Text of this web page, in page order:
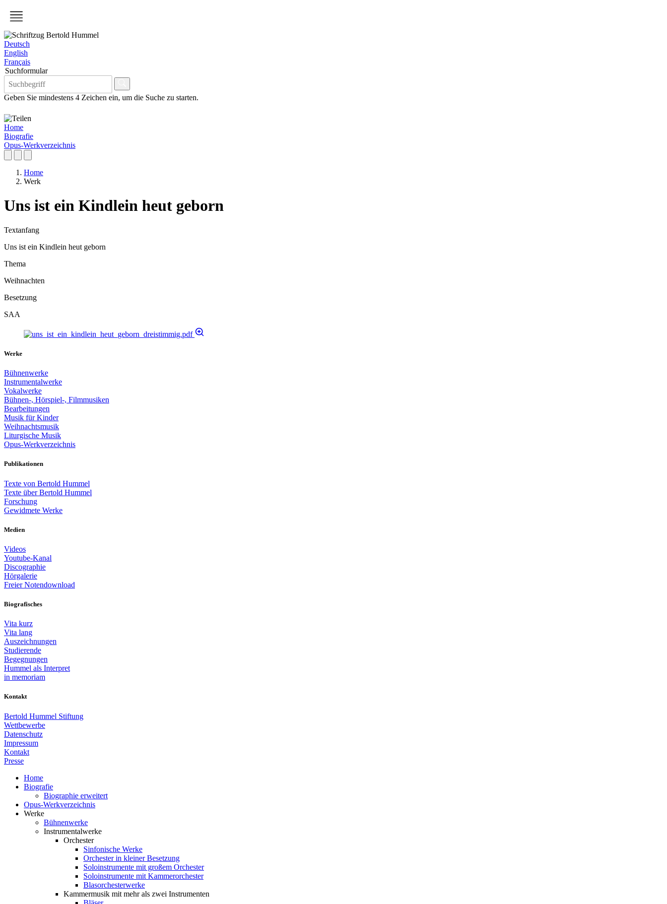
Deutsch
English
Français
Suchformular
Geben Sie mindestens 4 Zeichen ein, um die Suche zu starten.
Home
Biografie
Opus-Werkverzeichnis
Home
Werk
Uns ist ein Kindlein heut geborn
Textanfang
Uns ist ein Kindlein heut geborn
Thema
Weihnachten
Besetzung
SAA
Werke
Bühnenwerke
Instrumentalwerke
Vokalwerke
Bühnen-, Hörspiel-, Filmmusiken
Bearbeitungen
Musik für Kinder
Weihnachtsmusik
Liturgische Musik
Opus-Werkverzeichnis
Publikationen
Texte von Bertold Hummel
Texte über Bertold Hummel
Forschung
Gewidmete Werke
Medien
Videos
Youtube-Kanal
Discographie
Hörgalerie
Freier Notendownload
Biografisches
Vita kurz
Vita lang
Auszeichnungen
Studierende
Begegnungen
Hummel als Interpret
in memoriam
Kontakt
Bertold Hummel Stiftung
Wettbewerbe
Datenschutz
Impressum
Kontakt
Presse
Home
Biografie
Biographie erweitert
Opus-Werkverzeichnis
Werke
Bühnenwerke
Instrumentalwerke
Orchester
Sinfonische Werke
Orchester in kleiner Besetzung
Soloinstrumente mit großem Orchester
Soloinstrumente mit Kammerorchester
Blasorchesterwerke
Kammermusik mit mehr als zwei Instrumenten